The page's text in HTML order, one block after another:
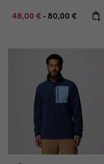
Minimum sale price:
48,00 € - Maximum price:
80,00 €